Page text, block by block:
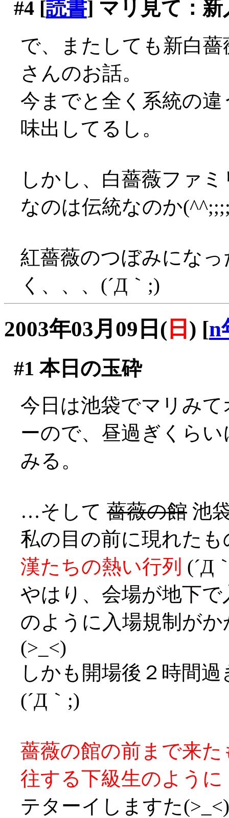
#4[読書] マリ見て：新
で、またしても新白
さんのお話。
今までと全く系統の
味出してるし。
しかし、白薔薇ファ
なのは伝統なのか
紅薔薇のつぼみにな
く、、、(´Д｀;)
2003年03月09日( 日 ) [n
#1 本日の玉砕
今日は池袋でマリみ
ーので、昼過ぎくら
みる。
…そして 薔薇の館 池
私の目の前に現れた
漢たちの熱い行列 (´Д
やはり、会場が地下
のように入場規制が
(>_<)
しかも開場後２時間
(´Д｀;)
薔薇の館の前まで来
往する下級生のように
テターイしますた(>_<)